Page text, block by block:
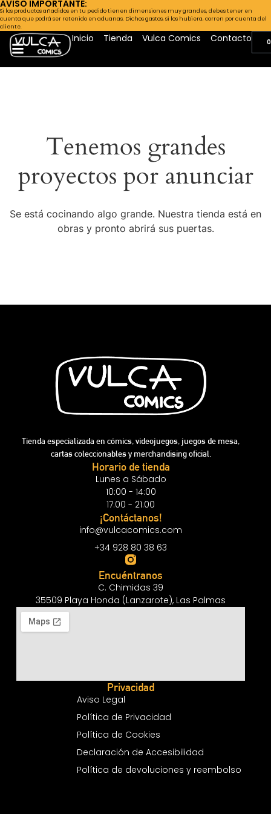
AVISO IMPORTANTE:
Si los productos añadidos en tu pedido tienen dimensiones muy grandes, debes tener en
cuenta que podrá ser retenido en aduanas. Dichos gastos, si los hubiera, corren por cuenta del
cliente.
Inicio Tienda Vulca Comics Contacto
Tenemos grandes
proyectos por anunciar
Se está cocinando algo grande. Nuestra tienda está en
obras y pronto abrirá sus puertas.
Tienda especializada en cómics, videojuegos, juegos de mesa,
cartas coleccionables y merchandising oficial.
Horario de tienda
Lunes a Sábado
10:00 - 14:00
17:00 - 21:00
¡Contáctanos!
info@vulcacomics.com
+34 928 80 38 63
Encuéntranos
C. Chimidas 39
35509 Playa Honda (Lanzarote), Las Palmas
Privacidad
Aviso Legal
Política de Privacidad
Política de Cookies
Declaración de Accesibilidad
Política de devoluciones y reembolso